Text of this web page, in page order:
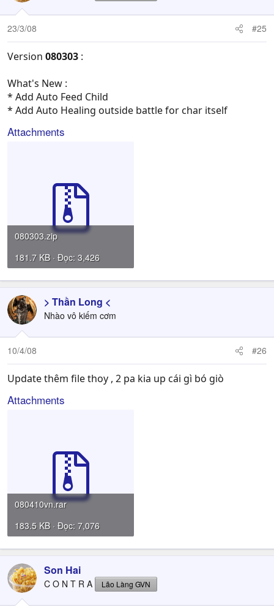
23/3/08 #25
Version 080303 :
What's New :
* Add Auto Feed Child
* Add Auto Healing outside battle for char itself
Attachments
080303.zip
181.7 KB · Đọc: 3,426
> Thần Long <
Nhào vô kiếm cơm
10/4/08 #26
Update thêm file thoy , 2 pa kia up cái gì bó giò
Attachments
080410vn.rar
183.5 KB · Đọc: 7,076
Son Hai
C O N T R A Lão Làng GVN